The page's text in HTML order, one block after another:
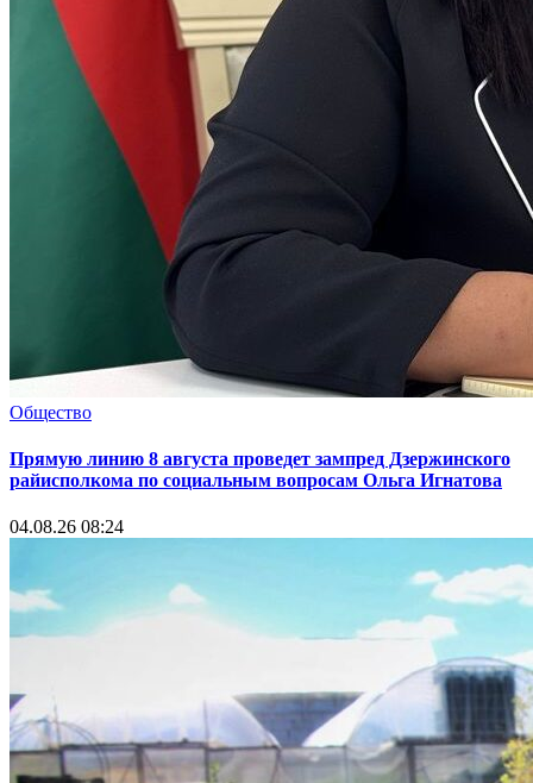
Общество
Прямую линию 8 августа проведет зампред Дзержинского
райисполкома по социальным вопросам Ольга Игнатова
04.08.26 08:24